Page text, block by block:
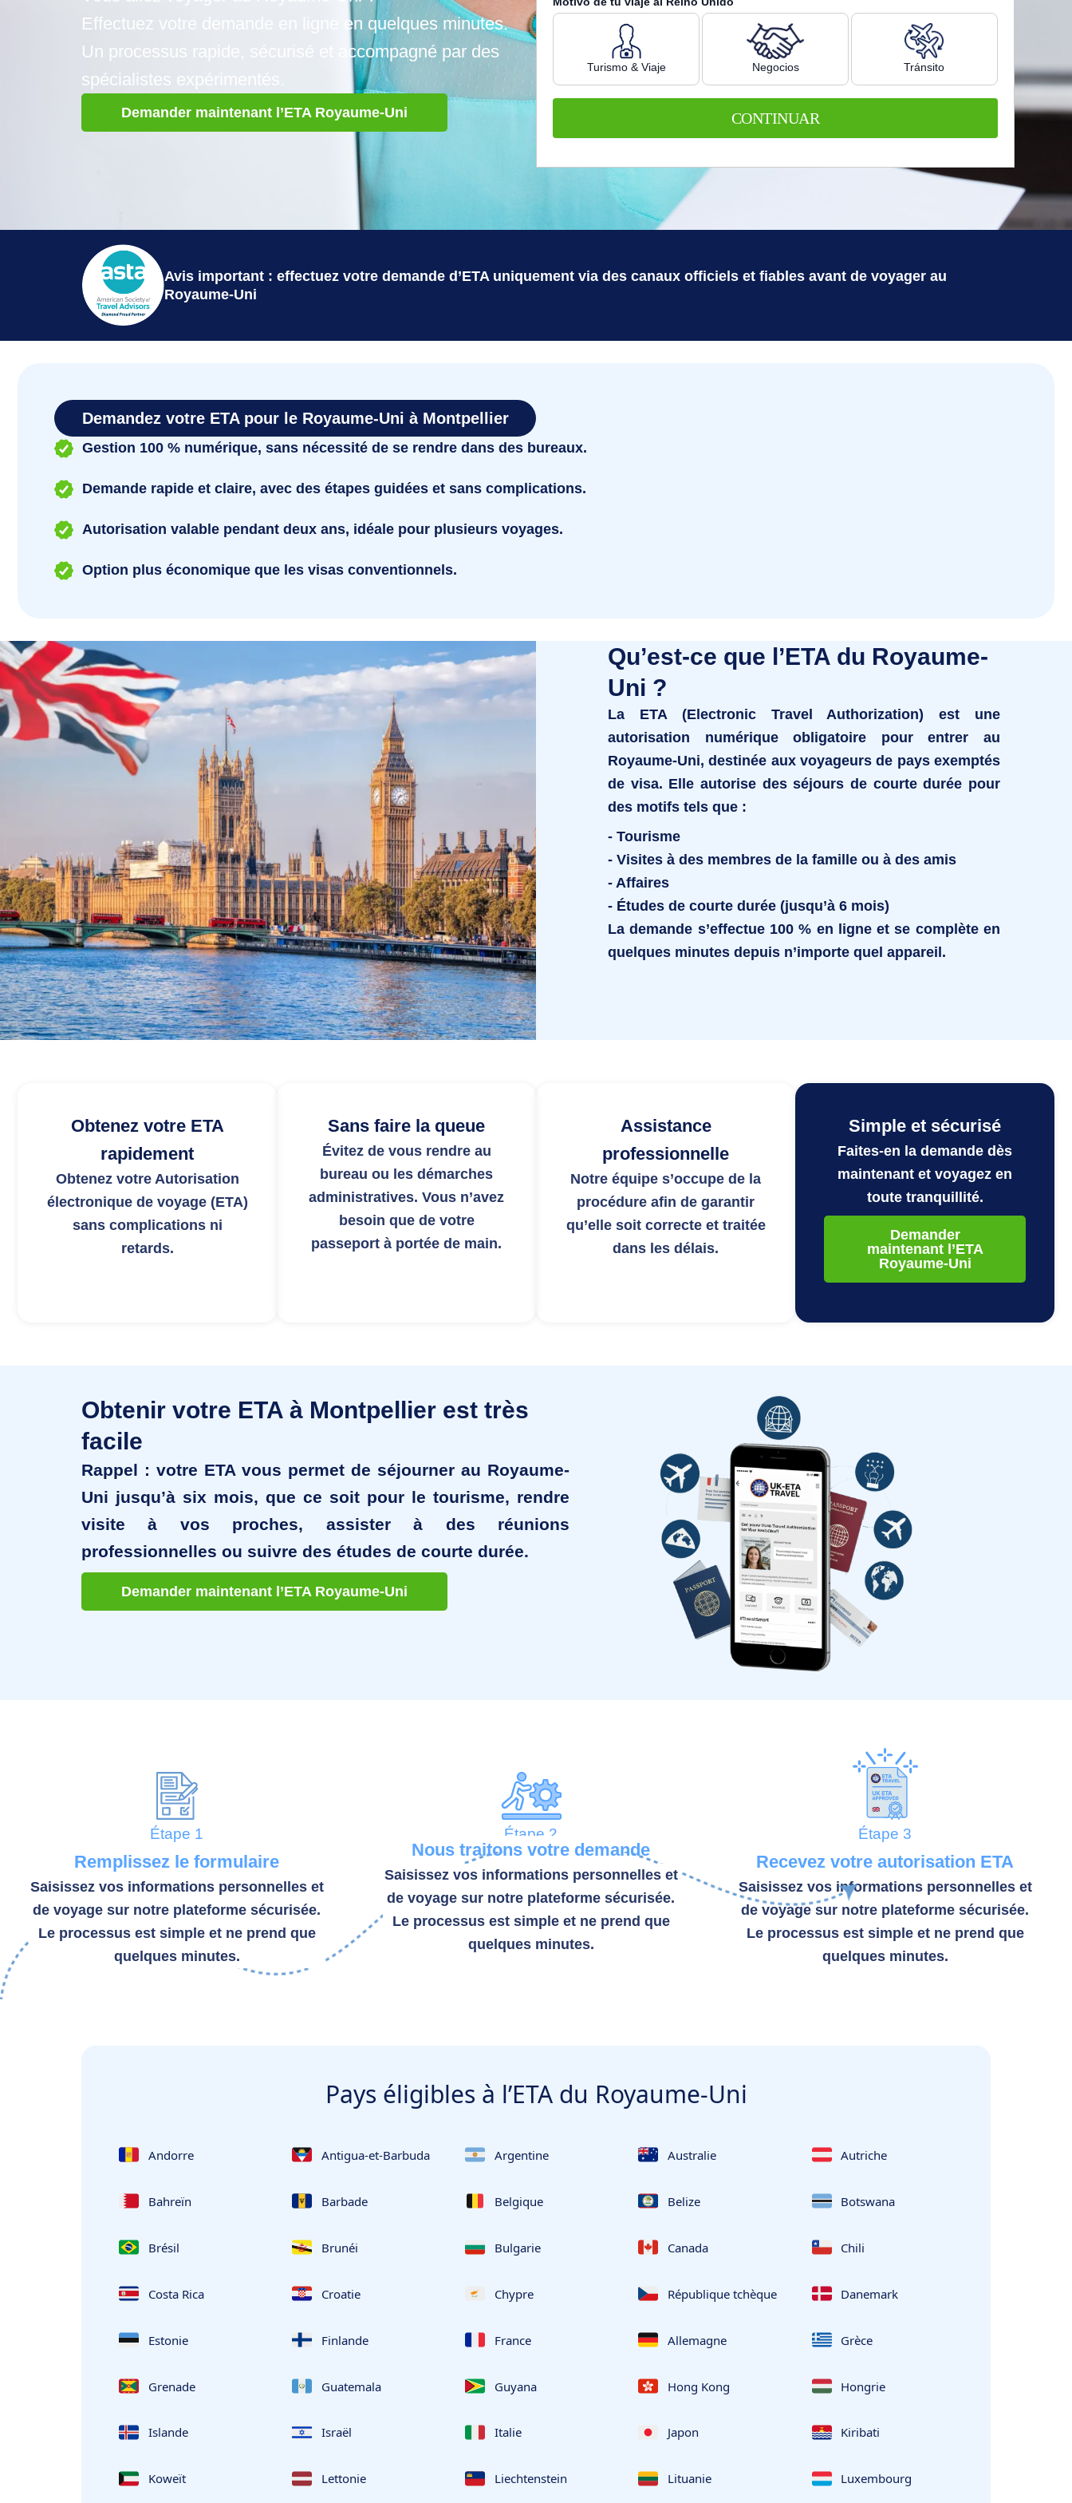
Effectuez votre demande en ligne en quelques minutes.
Un processus rapide, sécurisé et accompagné par des
spécialistes expérimentés.
Demander maintenant l’ETA Royaume-Uni
Turismo & Viaje Negocios Tránsito
CONTINUAR
Avis important : effectuez votre demande d’ETA uniquement via des canaux officiels et fiables avant de voyager au
Royaume-Uni
Demandez votre ETA pour le Royaume-Uni à Montpellier
Gestion 100 % numérique, sans nécessité de se rendre dans des bureaux.
Demande rapide et claire, avec des étapes guidées et sans complications.
Autorisation valable pendant deux ans, idéale pour plusieurs voyages.
Option plus économique que les visas conventionnels.
Qu’est-ce que l’ETA du Royaume-
Uni ?
La ETA (Electronic Travel Authorization) est une
autorisation numérique obligatoire pour entrer au
Royaume-Uni, destinée aux voyageurs de pays exemptés
de visa. Elle autorise des séjours de courte durée pour
des motifs tels que :
- Tourisme
- Visites à des membres de la famille ou à des amis
- Affaires
- Études de courte durée (jusqu’à 6 mois)
La demande s’effectue 100 % en ligneet se complète en
quelques minutes depuis n’importe quel appareil.
Obtenez votre ETA
rapidement
Obtenez votre Autorisation
électronique de voyage (ETA)
sans complications ni
retards.
Sans faire la queue
Évitez de vous rendre au
bureau ou les démarches
administratives. Vous n’avez
besoin que de votre
passeport à portée de main.
Assistance
professionnelle
Notre équipe s’occupe de la
procédure afin de garantir
qu’elle soit correcte et traitée
dans les délais.
Simple et sécurisé
Faites-en la demande dès
maintenant et voyagez en
toute tranquillité.
Demander
maintenant l’ETA
Royaume-Uni
Obtenir votre ETA à Montpellier est très
facile
Rappel : votre ETA vous permet de séjourner au Royaume-
Uni jusqu’à six mois, que ce soit pour le tourisme, rendre
visite à vos proches, assister à des réunions
professionnelles ou suivre des études de courte durée.
Demander maintenant l’ETA Royaume-Uni
Étape 1
Remplissez le formulaire
Saisissez vos informations personnelles et
de voyage sur notre plateforme sécurisée.
Le processus est simple et ne prend que
quelques minutes.
Étape 2
Nous traitons votre demande
Saisissez vos informations personnelles et
de voyage sur notre plateforme sécurisée.
Le processus est simple et ne prend que
quelques minutes.
Étape 3
Recevez votre autorisation ETA
Saisissez vos informations personnelles et
de voyage sur notre plateforme sécurisée.
Le processus est simple et ne prend que
quelques minutes.
Pays éligibles à l’ETA du Royaume-Uni
Andorre Antigua-et-Barbuda Argentine Australie Autriche
Bahreïn Barbade Belgique Belize Botswana
Brésil Brunéi Bulgarie Canada Chili
Costa Rica Croatie Chypre République tchèque Danemark
Estonie Finlande France Allemagne Grèce
Grenade Guatemala Guyana Hong Kong Hongrie
Islande Israël Italie Japon Kiribati
Koweït Lettonie Liechtenstein Lituanie Luxembourg